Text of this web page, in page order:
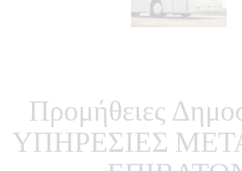
Προμήθειες
ΥΠΗΡΕΣΙΕΣ